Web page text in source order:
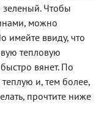
Чтобы
можно
имейте ввиду, что
тепловую
вянет. По
и, тем более,
прочтите ниже